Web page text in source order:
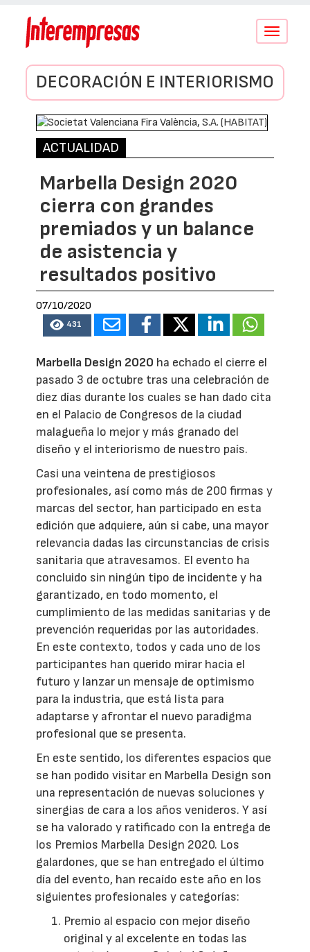
Conmutar
DECORACIÓN E INTERIORISMO
ACTUALIDAD
Marbella Design 2020
cierra con grandes
premiados y un balance
de asistencia y
resultados positivo
07/10/2020
431
Marbella Design 2020 ha echado el cierre el
pasado 3 de octubre tras una celebración de
diez días durante los cuales se han dado cita
en el Palacio de Congresos de la ciudad
malagueña lo mejor y más granado del
diseño y el interiorismo de nuestro país.
Casi una veintena de prestigiosos
profesionales, así como más de 200 firmas y
marcas del sector, han participado en esta
edición que adquiere, aún si cabe, una mayor
relevancia dadas las circunstancias de crisis
sanitaria que atravesamos. El evento ha
concluido sin ningún tipo de incidente y ha
garantizado, en todo momento, el
cumplimiento de las medidas sanitarias y de
prevención requeridas por las autoridades.
En este contexto, todos y cada uno de los
participantes han querido mirar hacia el
futuro y lanzar un mensaje de optimismo
para la industria, que está lista para
adaptarse y afrontar el nuevo paradigma
profesional que se presenta.
En este sentido, los diferentes espacios que
se han podido visitar en Marbella Design son
una representación de nuevas soluciones y
sinergias de cara a los años venideros. Y así
se ha valorado y ratificado con la entrega de
los Premios Marbella Design 2020. Los
galardones, que se han entregado el último
día del evento, han recaído este año en los
siguientes profesionales y categorías:
Premio al espacio con mejor diseño
original y al excelente en todas las